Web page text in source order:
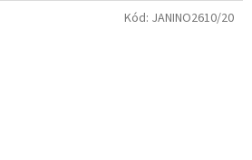
Kód: JANINO2610/20